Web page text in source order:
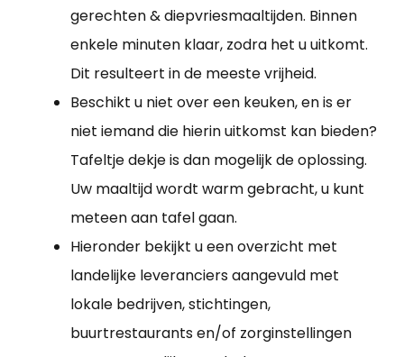
gerechten & diepvriesmaaltijden. Binnen
enkele minuten klaar, zodra het u uitkomt.
Dit resulteert in de meeste vrijheid.
Beschikt u niet over een keuken, en is er
niet iemand die hierin uitkomst kan bieden?
Tafeltje dekje is dan mogelijk de oplossing.
Uw maaltijd wordt warm gebracht, u kunt
meteen aan tafel gaan.
Hieronder bekijkt u een overzicht met
landelijke leveranciers aangevuld met
lokale bedrijven, stichtingen,
buurtrestaurants en/of zorginstellingen